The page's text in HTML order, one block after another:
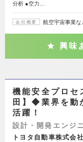
分析 ●空力…
会社概要 航空宇宙事業な
興味
機能安全プロ
田】◆業界を動
活躍！
設計・開発エンジ
トヨタ自動車株式会社